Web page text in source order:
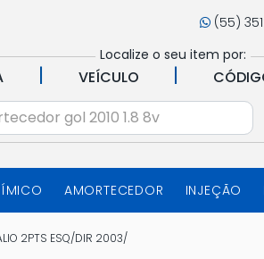
(55)
Localize o seu item por:
| VEÍCULO |
AMORTECEDOR INJEÇÃO
2PTS ESQ/DIR 2003/